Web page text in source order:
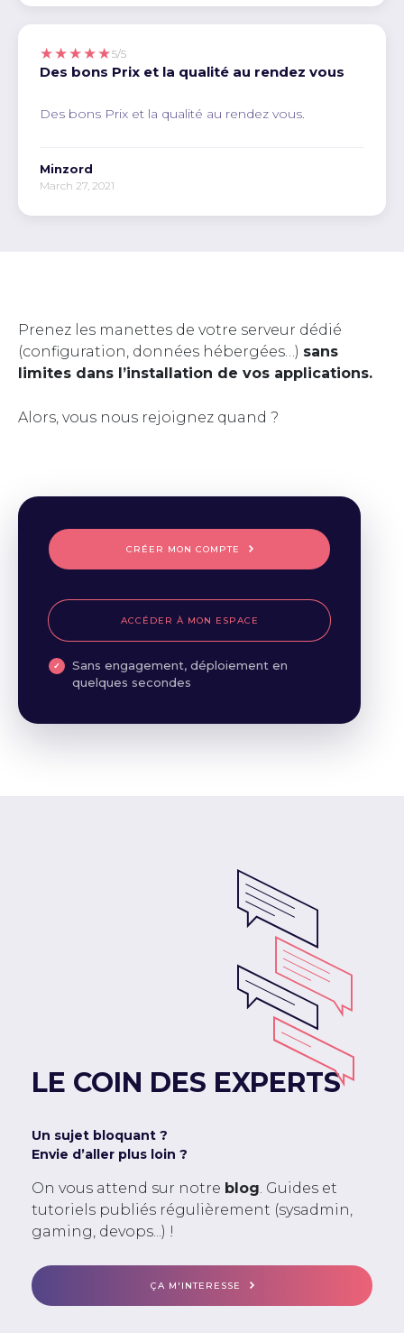
★★★★★5/5
Des bons Prix et la qualité au rendez vous
Des bons Prix et la qualité au rendez vous.
Minzord
March 27, 2021
Prenez les manettes de votre serveur dédié
(configuration, données hébergées…) sans
limites dans l’installation de vos applications.
Alors, vous nous rejoignez quand ?
CRÉER MON COMPTE
ACCÉDER À MON ESPACE
Sans engagement, déploiement en
quelques secondes
LE COIN DES EXPERTS
Un sujet bloquant ?
Envie d’aller plus loin ?
On vous attend sur notre blog. Guides et
tutoriels publiés régulièrement (sysadmin,
gaming, devops...) !
ÇA M'INTERESSE